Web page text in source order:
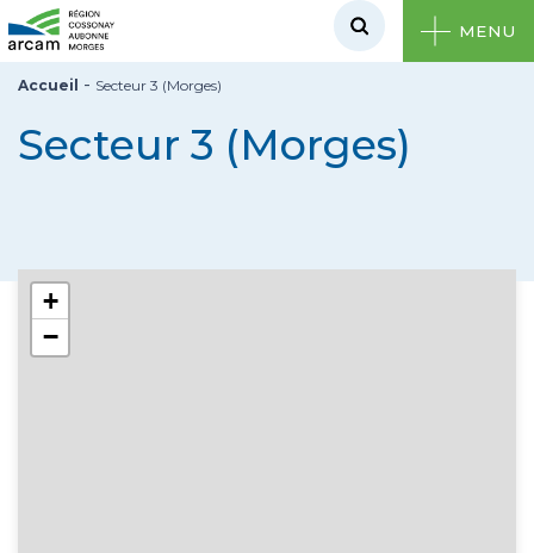
MENU
Accueil - Secteur 3 (Morges)
Secteur 3 (Morges)
+
−